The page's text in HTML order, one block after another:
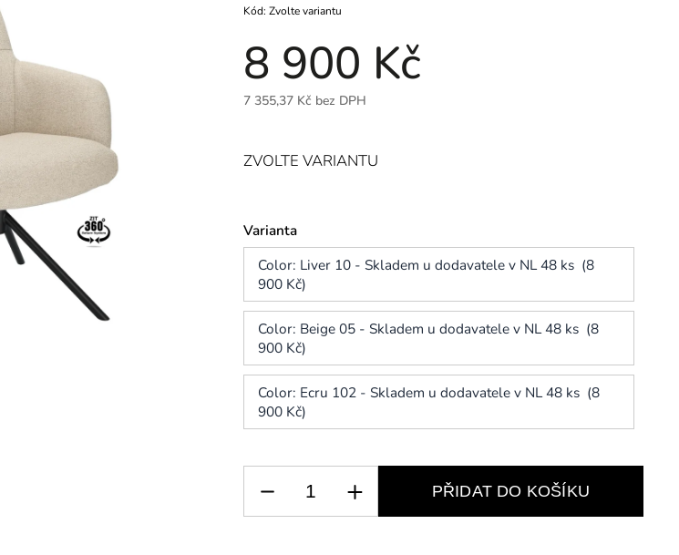
8 900 Kč
7 355,37 Kč bez DPH
Kód: Zvolte variantu
Varianta
Color: Liver 10 - Skladem u dodavatele v NL 48 ks (8
900 Kč)
Color: Beige 05 - Skladem u dodavatele v NL 48 ks (8
900 Kč)
Color: Ecru 102 - Skladem u dodavatele v NL 48 ks (8
900 Kč)
ZVOLTE VARIANTU
PŘIDAT DO KOŠÍKU